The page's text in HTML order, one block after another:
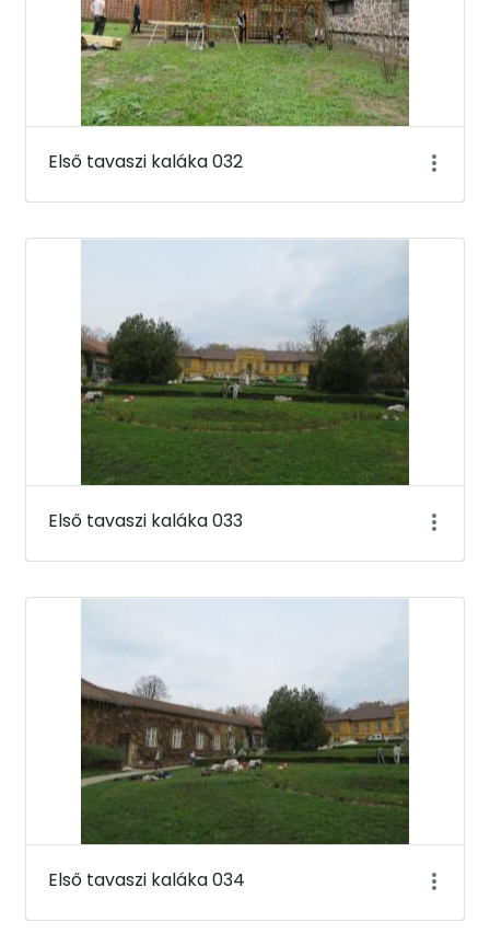
Első tavaszi kaláka 032
Első tavaszi kaláka 033
Első tavaszi kaláka 034